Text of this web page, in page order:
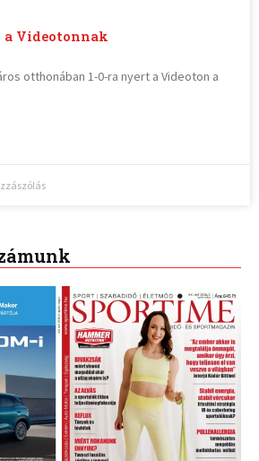
a Videotonnak
otthonában 1-0-ra nyert a Videoton a